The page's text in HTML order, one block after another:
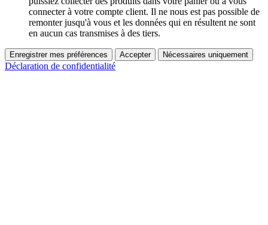
connecter à votre compte client. Il ne nous est pas possible de
remonter jusqu'à vous et les données qui en résultent ne sont
en aucun cas transmises à des tiers.
Enregistrer mes préférences Accepter Nécessaires uniquement
Déclaration de confidentialité